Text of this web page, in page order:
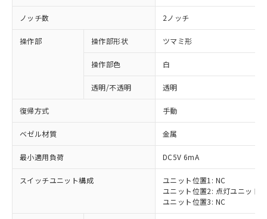
ノッチ数 2ノッチ
操作部 操作部形状 ツマミ形
操作部色 白
透明/不透明 透明
復帰方式 手動
ベゼル材質 金属
最小適用負荷 DC5V 6mA
スイッチユニット構成
ユニット位置1: NC
ユニット位置2: 点灯ユニット
ユニット位置3: NC